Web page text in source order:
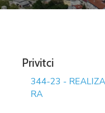
Privitci
344-23 -
RA